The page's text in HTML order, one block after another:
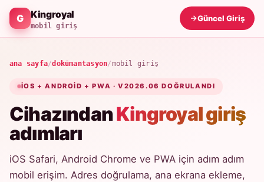
Kingroyal
mobil giriş
Güncel Giriş
ana sayfa/dokümantasyon/mobil giriş
IOS + ANDROID + PWA · V2026.06 DOĞRULANDI
CihazındanKingroyal giriş
adımları
iOS Safari, Android Chrome ve PWA için adım adım
mobil erişim. Adres doğrulama, ana ekrana ekleme,